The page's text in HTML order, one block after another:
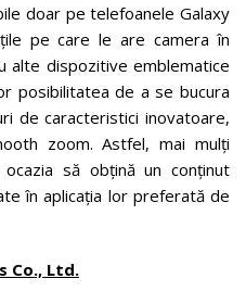
doar pe telefoanele Galaxy
pe care le are camera în
alte dispozitive emblematice
posibilitatea de a se bucura
de caracteristici inovatoare,
zoom. Astfel, mai mulți
să obțină un conținut
în aplicația lor preferată de
Co., Ltd.